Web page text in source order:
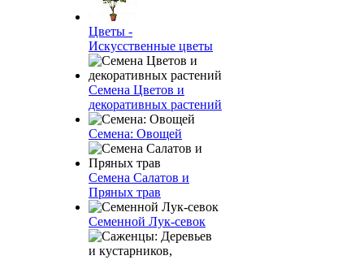
Цветы -
Искусственные цветы
Семена Цветов и
декоративных растений
Семена: Овощей
Семена Салатов и
Пряных трав
Семенной Лук-севок